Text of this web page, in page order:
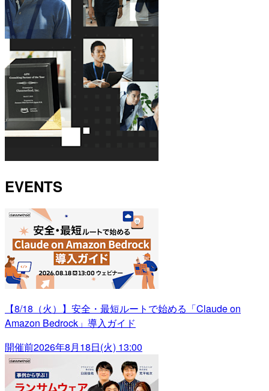
EVENTS
【8/18（火）】安全・最短ルートで始める「Claude on
Amazon Bedrock」導入ガイド
開催前2026年8月18日(火) 13:00